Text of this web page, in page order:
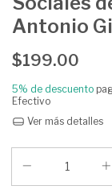
Antonio
$199.00
5% de descuento
Efectivo
Ver más detalles